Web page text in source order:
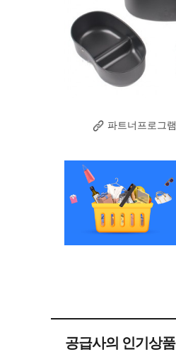
파트너프로그램
공급사의 인기상품